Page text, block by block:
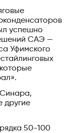
успешно
САЭ —
Уфимского
другие
50-100